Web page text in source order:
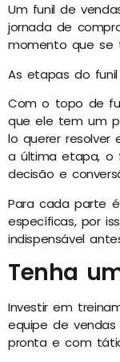
Um funil de
jornada de
momento que se
As etapas do
Com o topo de
que ele tem um
lo querer resolver
a última etapa, o
decisão e
Para cada parte
específicas, por
indispensável
Tenha
Investir em
equipe de vendas
pronta e com